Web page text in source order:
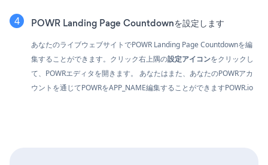
POWR Landing Page Countdownを設定します
あなたのライブウェブサイトでPOWR Landing Page Countdownを編
集することができます。クリック右上隅の設定アイコンをクリックし
て、POWRエディタを開きます。 あなたはまた、あなたのPOWRアカ
ウントを通じてPOWRをAPP_NAME編集することができますPOWR.io